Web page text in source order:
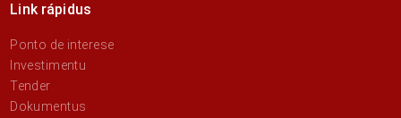
Link rápidus
Ponto de interese
Investimentu
Tender
Dokumentus